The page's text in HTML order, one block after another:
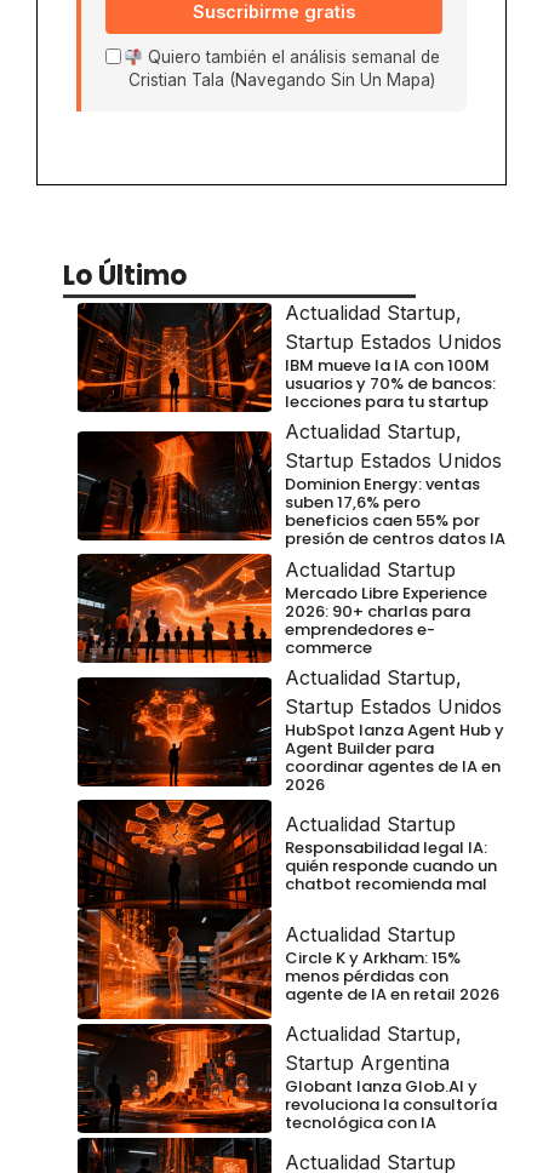
Suscribirme gratis
Quiero también el análisis semanal de
Cristian Tala (Navegando Sin Un Mapa)
Lo Último
Actualidad Startup,
Startup Estados Unidos
IBM mueve la IA con 100M
usuarios y 70% de bancos:
lecciones para tu startup
Actualidad Startup,
Startup Estados Unidos
Dominion Energy: ventas
suben 17,6% pero
beneficios caen 55% por
presión de centros datos IA
Actualidad Startup
Mercado Libre Experience
2026: 90+ charlas para
emprendedores e-
commerce
Actualidad Startup,
Startup Estados Unidos
HubSpot lanza Agent Hub y
Agent Builder para
coordinar agentes de IA en
2026
Actualidad Startup
Responsabilidad legal IA:
quién responde cuando un
chatbot recomienda mal
Actualidad Startup
Circle K y Arkham: 15%
menos pérdidas con
agente de IA en retail 2026
Actualidad Startup,
Startup Argentina
Globant lanza Glob.AI y
revoluciona la consultoría
tecnológica con IA
Actualidad Startup